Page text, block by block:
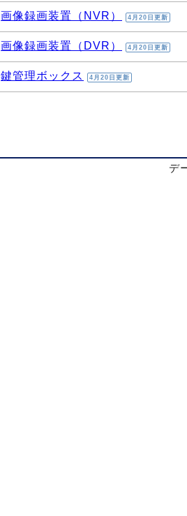
画像録画装置（NVR） 4月20日更新
画像録画装置（DVR） 4月20日更新
鍵管理ボックス 4月20日更新
デ